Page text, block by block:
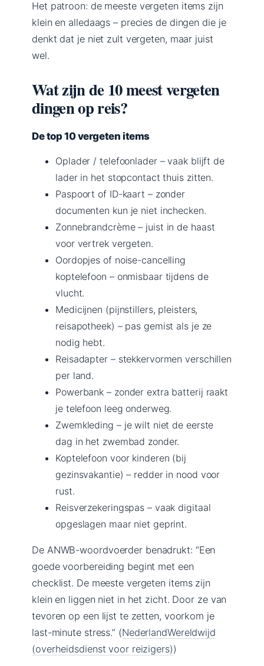
Het patroon: de meeste vergeten items zijn
klein en alledaags – precies de dingen die je
denkt dat je niet zult vergeten, maar juist
wel.
Wat zijn de 10 meest vergeten
dingen op reis?
De top 10 vergeten items
Oplader / telefoonlader – vaak blijft de
lader in het stopcontact thuis zitten.
Paspoort of ID-kaart – zonder
documenten kun je niet inchecken.
Zonnebrandcrème – juist in de haast
voor vertrek vergeten.
Oordopjes of noise-cancelling
koptelefoon – onmisbaar tijdens de
vlucht.
Medicijnen (pijnstillers, pleisters,
reisapotheek) – pas gemist als je ze
nodig hebt.
Reisadapter – stekkervormen verschillen
per land.
Powerbank – zonder extra batterij raakt
je telefoon leeg onderweg.
Zwemkleding – je wilt niet de eerste
dag in het zwembad zonder.
Koptelefoon voor kinderen (bij
gezinsvakantie) – redder in nood voor
rust.
Reisverzekeringspas – vaak digitaal
opgeslagen maar niet geprint.
De ANWB-woordvoerder benadrukt: “Een
goede voorbereiding begint met een
checklist. De meeste vergeten items zijn
klein en liggen niet in het zicht. Door ze van
tevoren op een lijst te zetten, voorkom je
last-minute stress.” (NederlandWereldwijd
(overheidsdienst voor reizigers))